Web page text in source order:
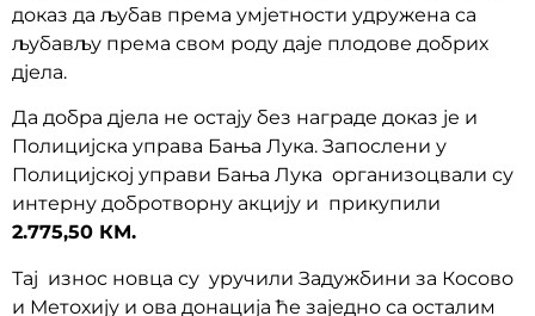
доказ да љубав према умјетности удружена са
љубављу према свом роду даје плодове добрих
дјела.
Да добра дјела не остају без награде доказ је и
Полицијска управа Бања Лука. Запослени у
Полицијској управи Бања Лука организоцвали су
интерну добротворну акцију и прикупили
2.775,50 КМ.
Тај износ новца су уручили Задужбини за Косово
и Метохију и ова донација ће заједно са осталим